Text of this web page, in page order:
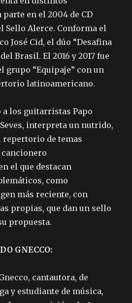
en el 2004 de CD
Sello Alerce. Conforma el
José Cid, el dúo “Desafina
Brasil. El 2016 y 2017 fue
grupo “Equipaje” con un
latinoamericano.
los guitarristas Papo
interpreta un nutrido,
de temas
el que destacan
como
más reciente, con
propias, que dan un sello
propuesta.
GNECCO:
cantautora, de
y estudiante de música,